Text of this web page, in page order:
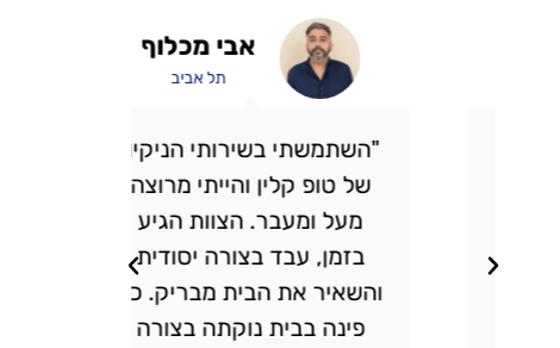
"השתמשתי בשירותי הניקיון
של טופ קלין והייתי מרוצה
מעל ומעבר. הצוות הגיע
בזמן, עבד בצורה יסודית
והשאיר את הבית מבריק. כל
פינה בבית נוקתה בצורה
אבי מכלוף
תל אביב